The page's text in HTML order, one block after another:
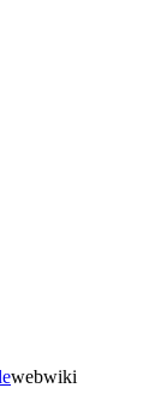
webwiki